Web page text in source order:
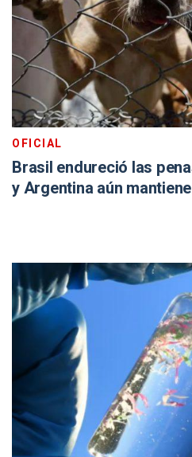
OFICIAL
Brasil endureció las
y Argentina aún